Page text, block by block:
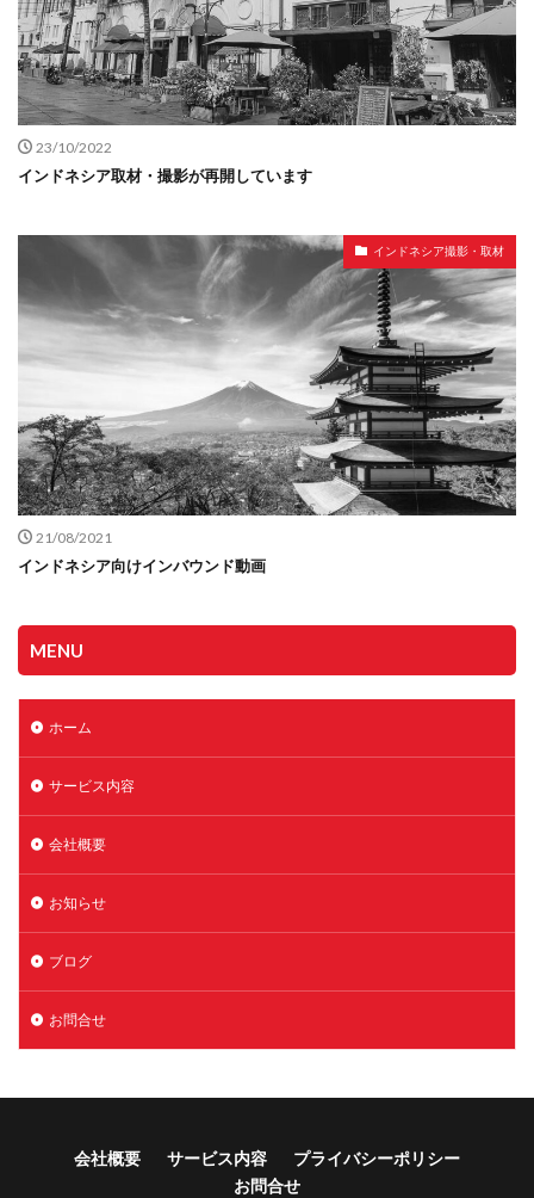
23/10/2022
インドネシア取材・撮影が再開しています
インドネシア撮影・取材
21/08/2021
インドネシア向けインバウンド動画
MENU
ホーム
サービス内容​
会社概要​
お知らせ
ブログ
お問合せ
会社概要​ サービス内容​
プライバシーポリシー
お問合せ